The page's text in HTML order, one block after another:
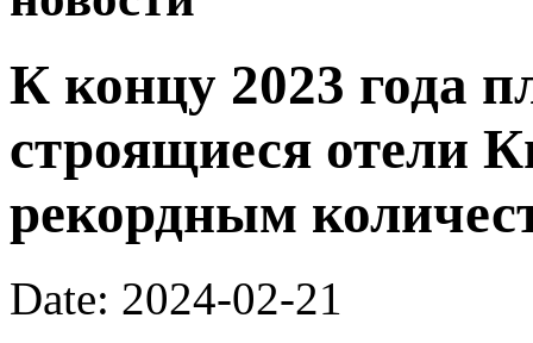
К концу 2023 года
строящиеся отели
рекордным
Date: 2024-02-21